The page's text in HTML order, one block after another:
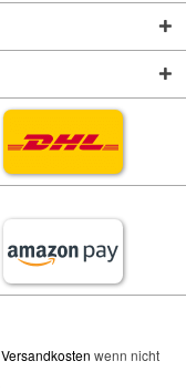
Versandkosten wenn nicht